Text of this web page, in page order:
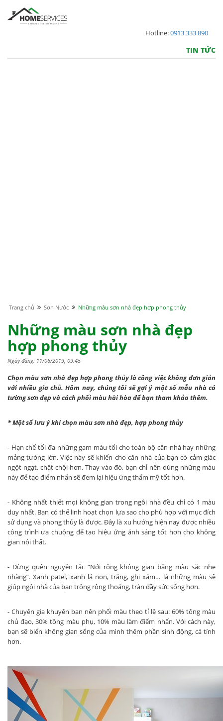
Hotline:0913 333 890
TIN TỨC
Trang chủ Sơn Nước Những màu sơn nhà đẹp hợp phong thủy
Những màu sơn nhà đẹp
hợp phong thủy
Ngày đăng: 11/06/2019, 09:45
Chọn màu sơn nhà đẹp hợp phong thủy là công việc không đơn giản
với nhiều gia chủ. Hôm nay, chúng tôi sẽ gợi ý một số mẫu nhà có
tường sơn đẹp và cách phối màu hài hòa để bạn tham khảo thêm.
* Một số lưu ý khi chọn màu sơn nhà đẹp, hợp phong thủy
- Hạn chế tối đa những gam màu tối cho toàn bộ căn nhà hay những
mảng tường lớn. Việc này sẽ khiến cho căn nhà của bạn có cảm giác
ngột ngạt, chật chội hơn. Thay vào đó, bạn chỉ nên dùng những màu
này để tạo điểm nhấn sẽ đem lại hiệu ứng thẩm mỹ tốt hơn.
- Không nhất thiết mọi không gian trong ngôi nhà đều chỉ có 1 màu
duy nhất. Bạn có thể linh hoạt chọn lựa sao cho phù hợp với mục đích
sử dụng và phong thủy là được. Đây là xu hướng hiện nay được nhiều
công trình ưa chuộng để tạo hiệu ứng ánh sáng tốt hơn cho không
gian nội thất.
- Đừng quên nguyên tắc “Nới rộng không gian bằng màu sắc nhẹ
nhàng”. Xanh patel, xanh lá non, trắng, ghi xám… là những màu sẽ
giúp ngôi nhà của bạn trông rộng thoáng, tràn đầy sức sống hơn.
- Chuyên gia khuyên bạn nên phối màu theo tỉ lệ sau: 60% tông màu
chủ đạo, 30% tông màu phụ, 10% màu làm điểm nhấn. Với cách này,
bạn sẽ biến không gian sống của mình thêm phần sinh động, cá tính
hơn.